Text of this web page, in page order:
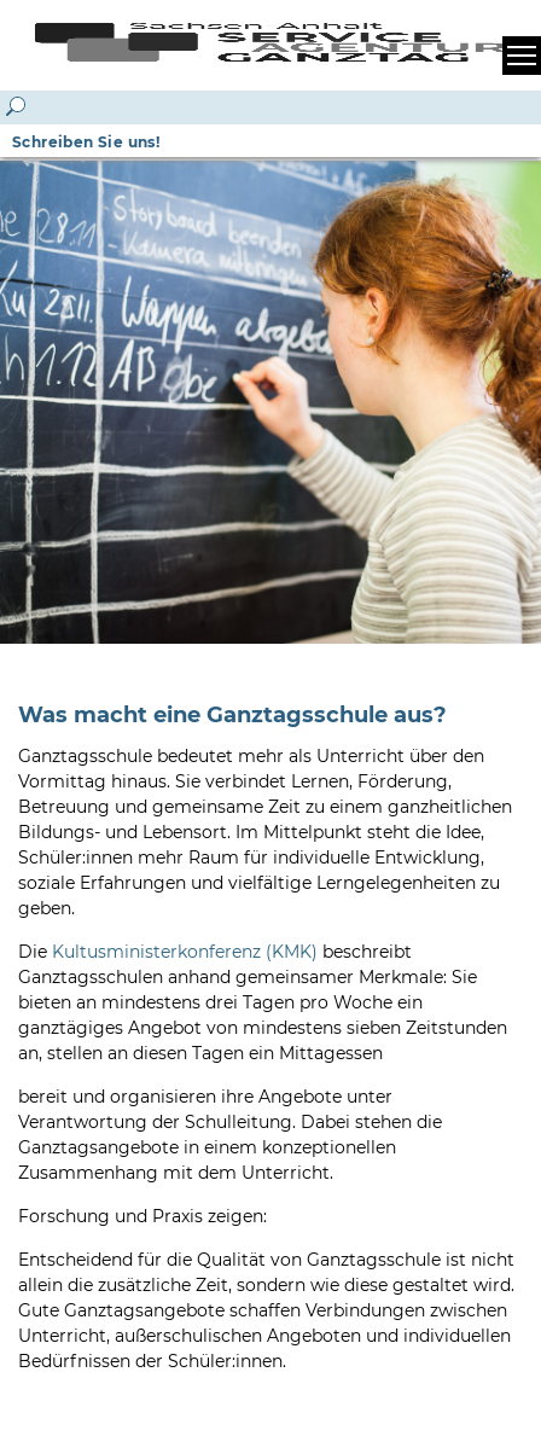
Schreiben Sie uns!
Was macht eine Ganztagsschule aus?
Ganztagsschule bedeutet mehr als Unterricht über den
Vormittag hinaus. Sie verbindet Lernen, Förderung,
Betreuung und gemeinsame Zeit zu einem ganzheitlichen
Bildungs- und Lebensort. Im Mittelpunkt steht die Idee,
Schüler:innen mehr Raum für individuelle Entwicklung,
soziale Erfahrungen und vielfältige Lerngelegenheiten zu
geben.
Die Kultusministerkonferenz (KMK) beschreibt
Ganztagsschulen anhand gemeinsamer Merkmale: Sie
bieten an mindestens drei Tagen pro Woche ein
ganztägiges Angebot von mindestens sieben Zeitstunden
an, stellen an diesen Tagen ein Mittagessen
bereit und organisieren ihre Angebote unter
Verantwortung der Schulleitung. Dabei stehen die
Ganztagsangebote in einem konzeptionellen
Zusammenhang mit dem Unterricht.
Forschung und Praxis zeigen:
Entscheidend für die Qualität von Ganztagsschule ist nicht
allein die zusätzliche Zeit, sondern wie diese gestaltet wird.
Gute Ganztagsangebote schaffen Verbindungen zwischen
Unterricht, außerschulischen Angeboten und individuellen
Bedürfnissen der Schüler:innen.